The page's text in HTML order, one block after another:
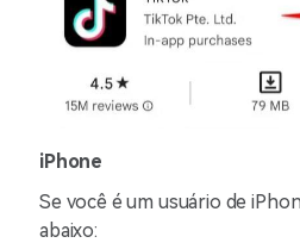
iPhone
Se você é um usuário de
abaixo: